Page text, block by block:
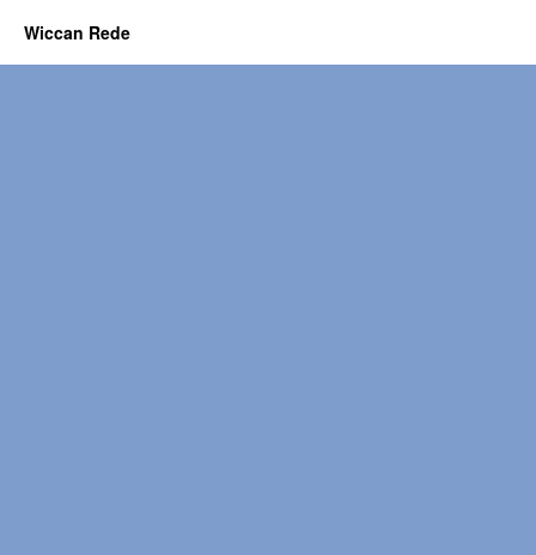
Wiccan Rede